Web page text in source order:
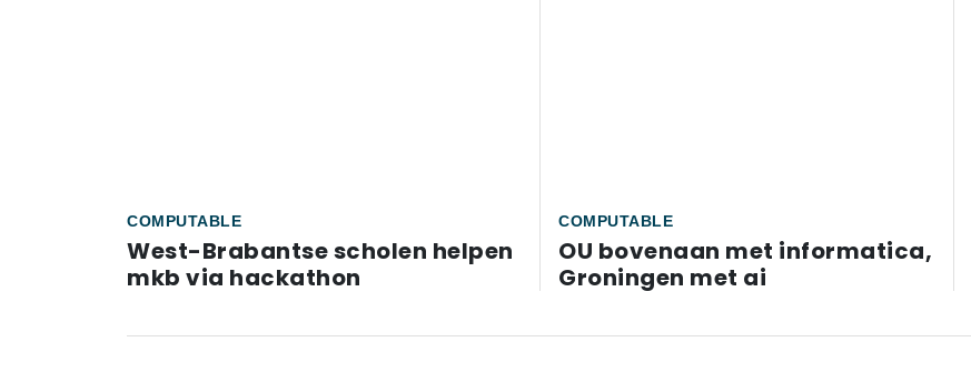
COMPUTABLE
West-Brabantse scholen helpen
mkb via hackathon
COMPUTABLE
OU bovenaan met informatica,
Groningen met ai